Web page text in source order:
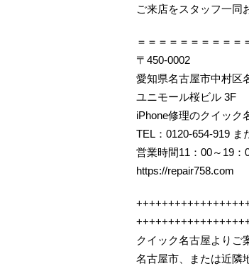
ご来店をスタッフ一同
＝＝＝＝＝＝＝＝＝＝
〒450-0002
愛知県名古屋市中村区
ユニモール桜ビル 3F
iPhone修理のクイック
TEL：0120-654-919 ま
営業時間11：00～19：
https://repair758.com
クイック名古屋よりご
名古屋市、または近隣